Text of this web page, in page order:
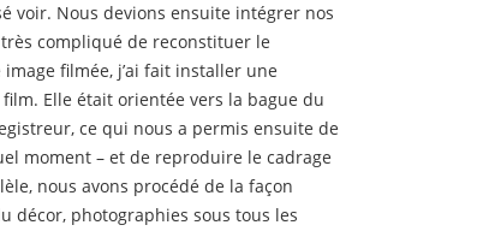
voir. Nous devions ensuite intégrer nos
compliqué de reconstituer le
filmée, j’ai fait installer une
Elle était orientée vers la bague du
ce qui nous a permis ensuite de
moment – et de reproduire le cadrage
nous avons procédé de la façon
décor, photographies sous tous les